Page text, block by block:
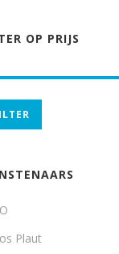
OP PRIJS
Plaut